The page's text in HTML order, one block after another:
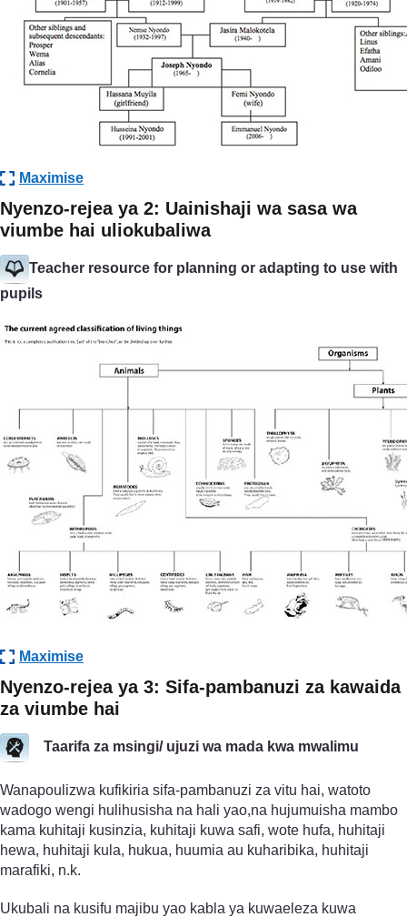
Maximise
Nyenzo-rejea ya 2: Uainishaji wa sasa wa
viumbe hai uliokubaliwa
Teacher resource for planning or adapting to use with
pupils
Maximise
Nyenzo-rejea ya 3: Sifa-pambanuzi za kawaida
za viumbe hai
Taarifa za msingi/ ujuzi wa mada kwa mwalimu
Wanapoulizwa kufikiria sifa-pambanuzi za vitu hai, watoto
wadogo wengi hulihusisha na hali yao,na hujumuisha mambo
kama kuhitaji kusinzia, kuhitaji kuwa safi, wote hufa, huhitaji
hewa, huhitaji kula, hukua, huumia au kuharibika, huhitaji
marafiki, n.k.
Ukubali na kusifu majibu yao kabla ya kuwaeleza kuwa